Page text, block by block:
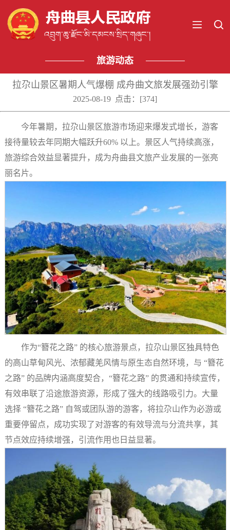
旅游动态
拉尕山景区暑期人气爆棚 成舟曲文旅发展强劲引擎
2025-08-19 点击：[374]
今年暑期，拉尕山景区旅游市场迎来爆发式增长，游客
接待量较去年同期大幅跃升60% 以上。景区人气持续高涨，
旅游综合效益显著提升，成为舟曲县文旅产业发展的一张亮
丽名片。
作为“簪花之路” 的核心旅游景点，拉尕山景区独具特色
的高山草甸风光、浓郁藏羌风情与原生态自然环境，与 “簪花
之路” 的品牌内涵高度契合，“簪花之路” 的贯通和持续宣传，
有效串联了沿途旅游资源，形成了强大的线路吸引力。大量
选择 “簪花之路” 自驾或团队游的游客，将拉尕山作为必游或
重要停留点，成功实现了对游客的有效导流与分流共享，其
节点效应持续增强，引流作用也日益显著。